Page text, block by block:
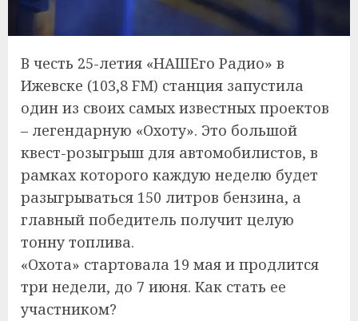
В честь 25-летия «НАШЕго Радио» в
Ижевске (103,8 FM) станция запустила
один из своих самых известных проектов
– легендарную «Охоту». Это большой
квест-розыгрыш для автомобилистов, в
рамках которого каждую неделю будет
разыгрываться 150 литров бензина, а
главный победитель получит целую
тонну топлива.
«Охота» стартовала 19 мая и продлится
три недели, до 7 июня. Как стать ее
участником?